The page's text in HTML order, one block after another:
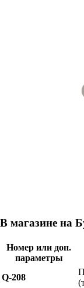
В магазине на
Номер или доп.
параметры
Q-208